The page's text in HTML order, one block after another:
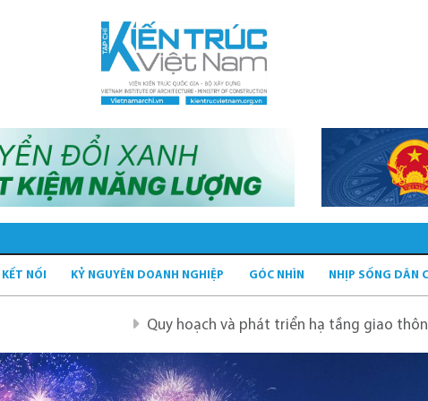
KẾT NỐI KỶ NGUYÊN DOANH NGHIỆP GÓC NHÌN NHỊP SỐNG DÂN
Quy hoạch và phát triển hạ tầng giao thông tĩnh xanh